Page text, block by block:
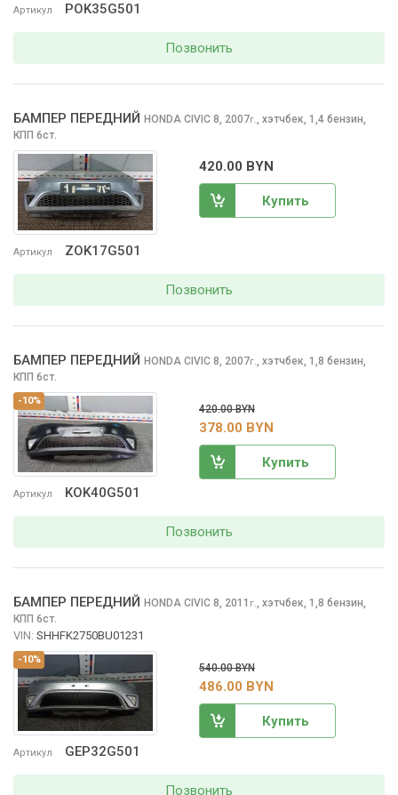
Артикул POK35G501
Позвонить
Артикул ZOK17G501
БАМПЕР ПЕРЕДНИЙ HONDA CIVIC 8, 2007г., хэтчбек, 1,4 бензин,
КПП 6ст.
420.00 BYN
Купить
Позвонить
-10%
Артикул KOK40G501
БАМПЕР ПЕРЕДНИЙ HONDA CIVIC 8, 2007г., хэтчбек, 1,8 бензин,
КПП 6ст.
420.00 BYN
378.00 BYN
Купить
Позвонить
-10%
Артикул GEP32G501
БАМПЕР ПЕРЕДНИЙ HONDA CIVIC 8, 2011 г., хэтчбек, 1,8 бензин,
КПП 6ст.
VIN: SHHFK2750BU01231
540.00 BYN
486.00 BYN
Купить
Позвонить